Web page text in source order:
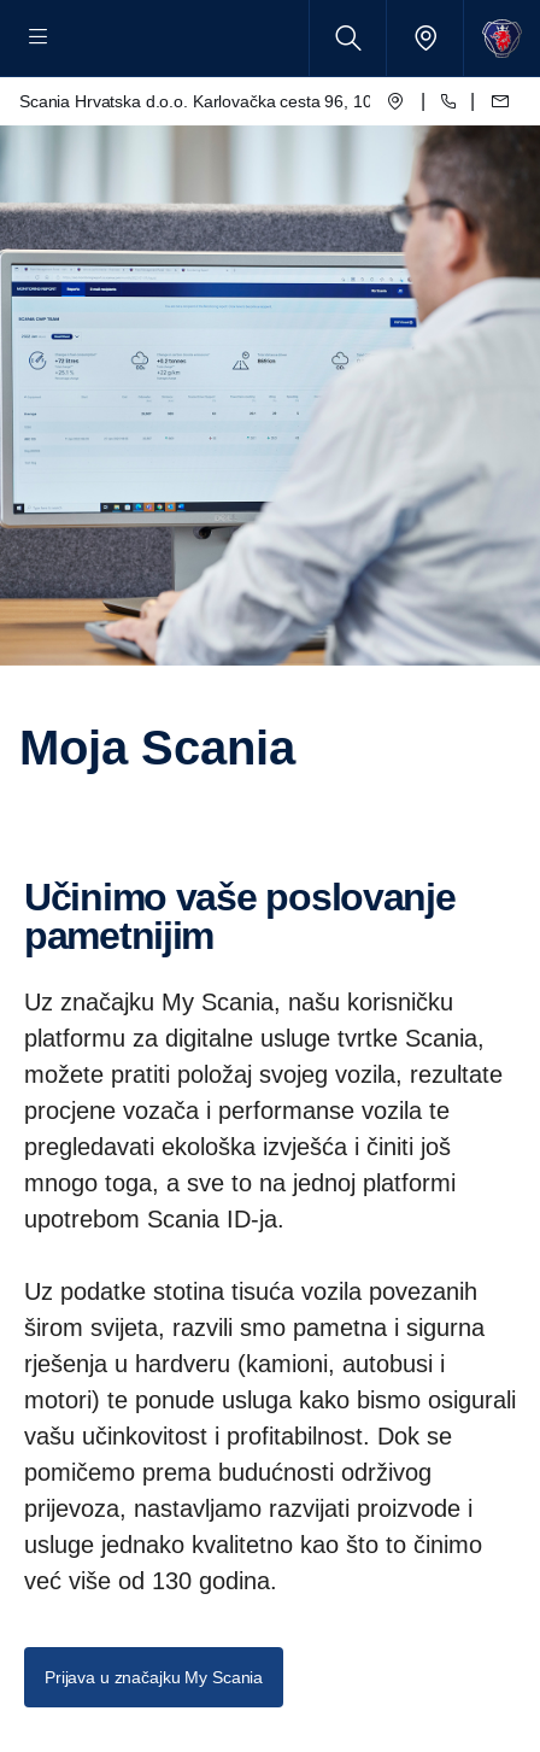
Scania Hrvatska d.o.o. Karlovačka cesta 96, 10250 Lučko
Moja Scania
Učinimo vaše poslovanje
pametnijim
Uz značajku My Scania, našu korisničku
platformu za digitalne usluge tvrtke Scania,
možete pratiti položaj svojeg vozila, rezultate
procjene vozača i performanse vozila te
pregledavati ekološka izvješća i činiti još
mnogo toga, a sve to na jednoj platformi
upotrebom Scania ID-ja.
Uz podatke stotina tisuća vozila povezanih
širom svijeta, razvili smo pametna i sigurna
rješenja u hardveru (kamioni, autobusi i
motori) te ponude usluga kako bismo osigurali
vašu učinkovitost i profitabilnost. Dok se
pomičemo prema budućnosti održivog
prijevoza, nastavljamo razvijati proizvode i
usluge jednako kvalitetno kao što to činimo
već više od 130 godina.
Prijava u značajku My Scania